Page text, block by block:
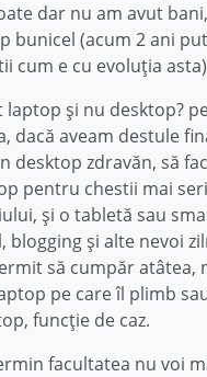
dar nu am avut
bunicel (acum 2 ani
cum e cu evoluția asta)
laptop și nu desktop?
dacă aveam destule
desktop zdravăn, să
pentru chestii mai
și o tabletă sau
blogging și alte nevoi
să cumpăr atâtea,
pe care îl plimb
funcție de caz.
facultatea nu voi